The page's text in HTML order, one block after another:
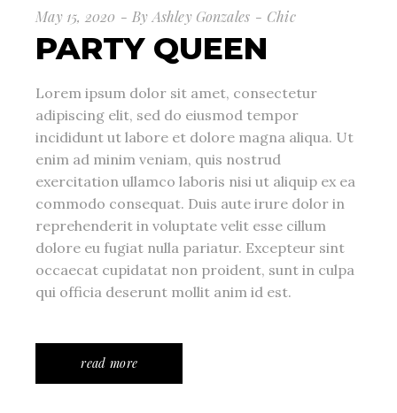
May 15, 2020 By Ashley Gonzales Chic
PARTY QUEEN
Lorem ipsum dolor sit amet, consectetur
adipiscing elit, sed do eiusmod tempor
incididunt ut labore et dolore magna aliqua. Ut
enim ad minim veniam, quis nostrud
exercitation ullamco laboris nisi ut aliquip ex ea
commodo consequat. Duis aute irure dolor in
reprehenderit in voluptate velit esse cillum
dolore eu fugiat nulla pariatur. Excepteur sint
occaecat cupidatat non proident, sunt in culpa
qui officia deserunt mollit anim id est.
read more